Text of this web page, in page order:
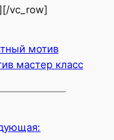
vc_row]
мотив
мастер класс